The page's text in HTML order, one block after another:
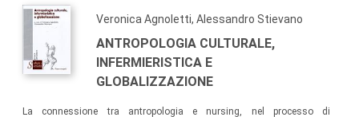
Veronica Agnoletti, Alessandro Stievano
ANTROPOLOGIA CULTURALE,
INFERMIERISTICA E
GLOBALIZZAZIONE
La connessione tra antropologia e nursing, nel processo di